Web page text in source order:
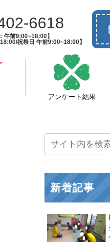
6618
午前9:00~18:00】
祝祭日 午前9:00~18:00】
アンケート結果
新着記事